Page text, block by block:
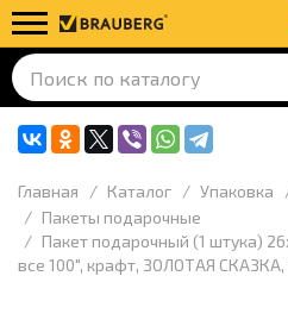
Главная Каталог Упаковка
Пакеты подарочные
Пакет подарочный (1 штука)
все 100", крафт, ЗОЛОТАЯ СКАЗКА,